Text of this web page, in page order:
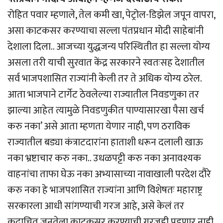
रोहित पवार म्हणाले, तेल कमी खा, पेट्रोल-डिझेल जपून वापरा,
असा काटकसर करण्याचा सल्ला पंतप्रधान मोदी साहेबांनी
देशाला दिला.. आजच्या युद्धजन्य परिस्थितीत हा सल्ला योग्य
असला तरी याची सुरवात केंद्र सरकारने स्वतःसह देशातील
सर्व भाजपशासित राज्यांनी केली तर ते अधिक योग्य ठरेल.
आता भाजपाने टार्गेट ठेवलेल्या राज्यातील निवडणुका तर
झाल्या आहेत त्यामुळे निवडणुकीत पाण्यासारखा पैसा खर्च
करु नका’ असे आता म्हणता येणार नाही, पण ठराविक
राज्यातील बड्या कंत्राटदारांना हाताशी धरून दलाली खाऊ
नका भ्रष्टाचार करु नका.. उधळपट्टी करु नका अनावश्यक
वाहनांचा ताफा घेऊ नका अभ्यासाच्या नावाखाली परदेश दौरे
करु नका हे भाजपशासित राज्यांना आणि विशेषतः महाराष्ट्र
सरकारला आधी सांगण्याची गरज आहे, असे केलं तर